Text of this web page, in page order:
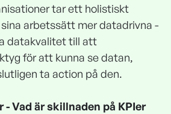
tar ett holistiskt
arbetssätt mer datadrivna -
datakvalitet till att
för att kunna se datan,
ta action på den.
Vad är skillnaden på KPIer